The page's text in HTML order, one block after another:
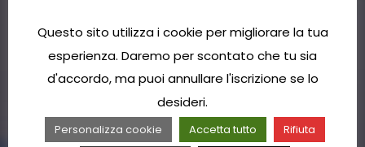
Questo sito utilizza i cookie per migliorare la tua
esperienza. Daremo per scontato che tu sia
d'accordo, ma puoi annullare l'iscrizione se lo
desideri.
Personalizza cookie Accetta tutto
Rifiuta